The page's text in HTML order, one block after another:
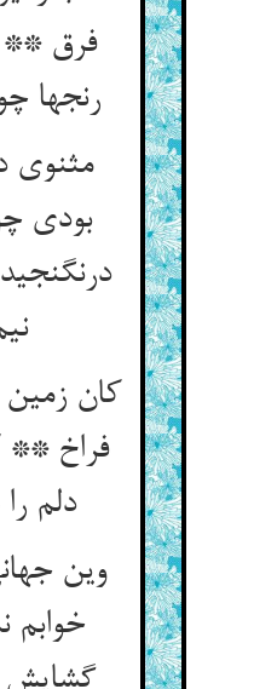
فرق **
مثنوی
بودی
نیم برخ‌‌
کان
فراخ **
وین
خوابم
گشایش